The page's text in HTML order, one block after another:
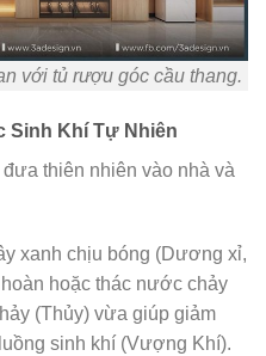
với tủ rượu góc cầu thang.
Sinh Khí Tự Nhiên
thiên nhiên vào nhà và
xanh chịu bóng (Dương xỉ,
hoặc thác nước chảy
(Thủy) vừa giúp giảm
sinh khí (Vượng Khí).